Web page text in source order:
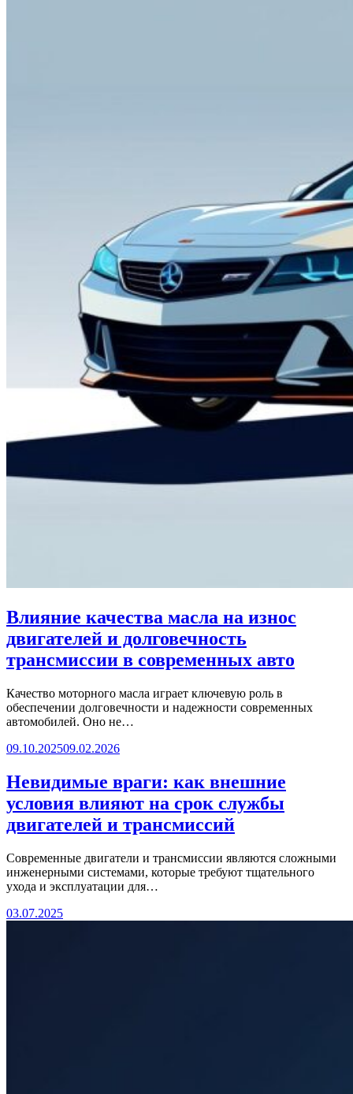
Влияние качества масла на износ
двигателей и долговечность
трансмиссии в современных авто
Качество моторного масла играет ключевую роль в
обеспечении долговечности и надежности современных
автомобилей. Оно не…
09.10.202509.02.2026
Невидимые враги: как внешние
условия влияют на срок службы
двигателей и трансмиссий
Современные двигатели и трансмиссии являются сложными
инженерными системами, которые требуют тщательного
ухода и эксплуатации для…
03.07.2025